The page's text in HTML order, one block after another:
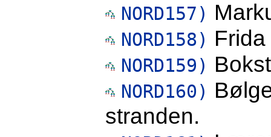
NORD157)
NORD158)
NORD159)
NORD160)
stranden.